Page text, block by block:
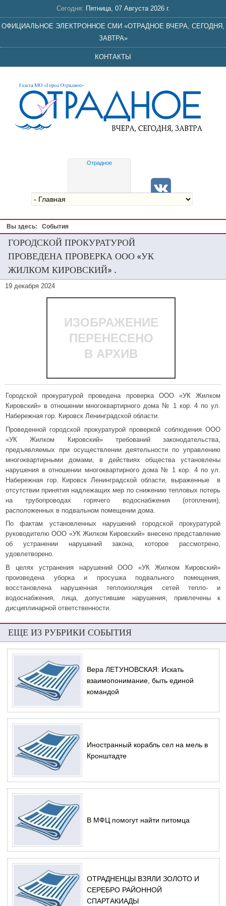
Сегодня: Пятница, 07 Августа 2026 г.
ОФИЦИАЛЬНОЕ ЭЛЕКТРОННОЕ СМИ «ОТРАДНОЕ ВЧЕРА, СЕГОДНЯ,
ЗАВТРА»
КОНТАКТЫ
Отрадное
Вы здесь: События
ГОРОДСКОЙ ПРОКУРАТУРОЙ
ПРОВЕДЕНА ПРОВЕРКА ООО «УК
ЖИЛКОМ КИРОВСКИЙ» .
19 декабря 2024
ИЗОБРАЖЕНИЕ
ПЕРЕНЕСЕНО
В АРХИВ
Городской прокуратурой проведена проверка ООО «УК Жилком
Кировский» в отношении многоквартирного дома № 1 кор. 4 по ул.
Набережная гор. Кировск Ленинградской области.
Проведенной городской прокуратурой проверкой соблюдения ООО
«УК Жилком Кировский» требований законодательства,
предъявляемых при осуществлении деятельности по управлению
многоквартирными домами, в действиях общества установлены
нарушения в отношении многоквартирного дома № 1 кор. 4 по ул.
Набережная гор. Кировск Ленинградской области, выраженные в
отсутствии принятия надлежащих мер по снижению тепловых потерь
на трубопроводах горячего водоснабжения (отопления),
расположенных в подвальном помещении дома.
По фактам установленных нарушений городской прокуратурой
руководителю ООО «УК Жилком Кировский» внесено представление
об устранении нарушений закона, которое рассмотрено,
удовлетворено.
В целях устранения нарушений ООО «УК Жилком Кировский»
произведена уборка и просушка подвального помещения,
восстановлена нарушенная теплоизоляция сетей тепло- и
водоснабжения, лица, допустившие нарушения, привлечены к
дисциплинарной ответственности.
ЕЩЕ ИЗ РУБРИКИ СОБЫТИЯ
Вера ЛЕТУНОВСКАЯ: Искать
взаимопонимание, быть единой
командой
Иностранный корабль сел на мель в
Кронштадте
В МФЦ помогут найти питомца
ОТРАДНЕНЦЫ ВЗЯЛИ ЗОЛОТО И
СЕРЕБРО РАЙОННОЙ
СПАРТАКИАДЫ